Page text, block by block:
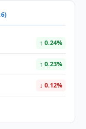
↑ 0.24%
↑ 0.23%
↓ 0.12%